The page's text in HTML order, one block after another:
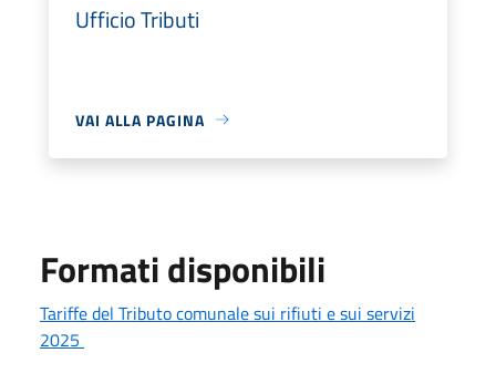
Ufficio Tributi
VAI ALLA PAGINA
Formati disponibili
Tariffe del Tributo comunale sui rifiuti e sui servizi
2025